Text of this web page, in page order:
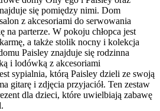
się pomiędzy nimi. Dom
z akcesoriami do serwowania
na parterze. W pokoju chłopca jest
a także stolik nocny i kolekcja
Paisley znajduje się rodzinna
i lodówką z akcesoriami
sypialnia, którą Paisley dzieli ze swoją
gitarę i zdjęcia przyjaciół. Ten zestaw
dla dzieci, które uwielbiają zabawę